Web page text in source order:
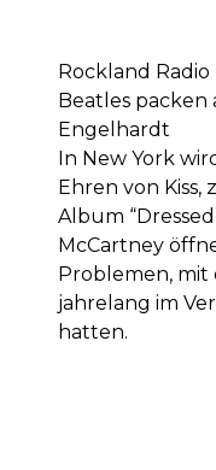
Rockland Radio
Beatles packen
Engelhardt
In New York
Ehren von Kiss,
Album
McCartney
Problemen, mit
jahrelang im
hatten.